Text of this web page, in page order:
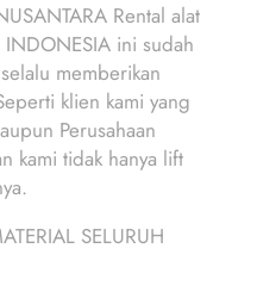
Rental alat
ini sudah
memberikan
klien kami yang
Perusahaan
kami tidak hanya lift
SELURUH